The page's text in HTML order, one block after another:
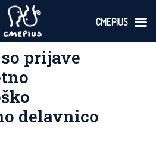
prijave
delavnico
CMEPIUS